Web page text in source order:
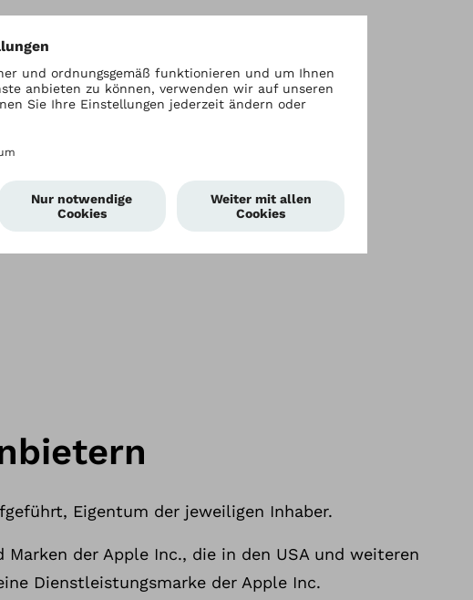
Eigentum der jeweiligen Inhaber.
der Apple Inc., die in den USA und weiteren
Dienstleistungsmarke der Apple Inc.